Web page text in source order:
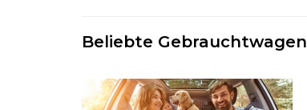
Beliebte Gebrauchtwagen